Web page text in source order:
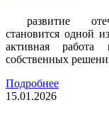
развитие
становится одной
активная
собственных
Подробнее
15.01.2026